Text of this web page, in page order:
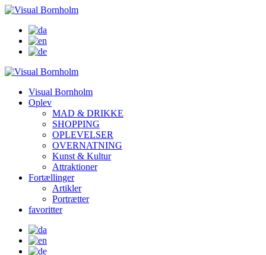
Visual Bornholm
Oplev
MAD & DRIKKE
SHOPPING
OPLEVELSER
OVERNATNING
Kunst & Kultur
Attraktioner
Fortællinger
Artikler
Portrætter
favoritter